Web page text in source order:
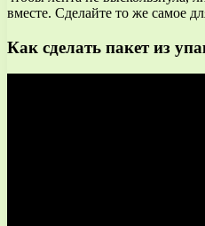
вместе. Сделайте то же самое
Как сделать пакет из